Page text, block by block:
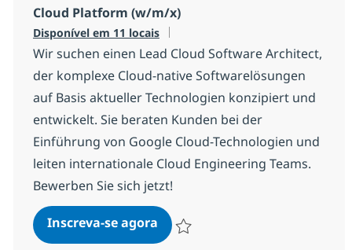
Cloud Platform (w/m/x)
Disponível em 11 locais
Wir suchen einen Lead Cloud Software Architect,
der komplexe Cloud-native Softwarelösungen
auf Basis aktueller Technologien konzipiert und
entwickelt. Sie beraten Kunden bei der
Einführung von Google Cloud-Technologien und
leiten internationale Cloud Engineering Teams.
Bewerben Sie sich jetzt!
Inscreva-se agoraLead Cloud Software